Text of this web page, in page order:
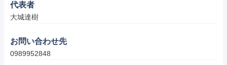
代表者
大城達樹
お問い合わせ先
0989952848